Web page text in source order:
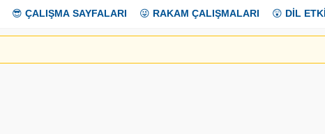
😎 ÇALIŞMA SAYFALARI 😜 RAKAM ÇALIŞMALARI 😲 DİL